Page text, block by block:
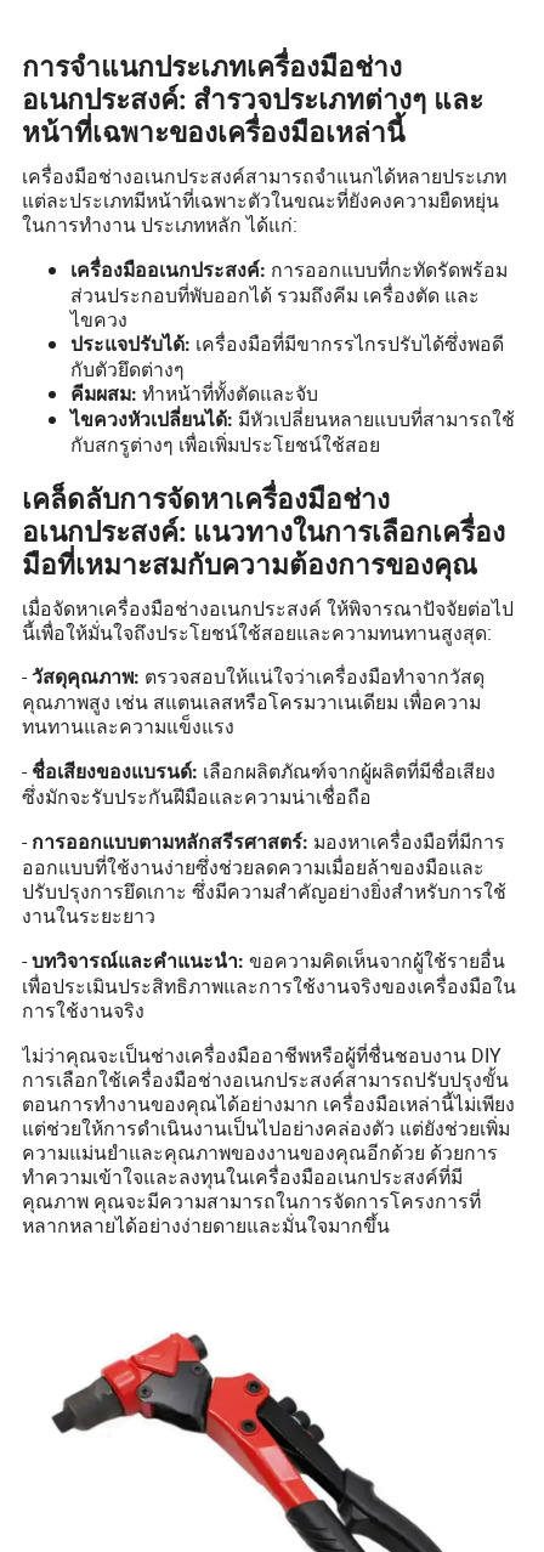
การจำแนกประเภทเครื่องมือช่าง
อเนกประสงค์: สำรวจประเภทต่างๆ และ
หน้าที่เฉพาะของเครื่องมือเหล่านี้
เครื่องมือช่างอเนกประสงค์สามารถจำแนกได้หลายประเภท
แต่ละประเภทมีหน้าที่เฉพาะตัวในขณะที่ยังคงความยืดหยุ่น
ในการทำงาน ประเภทหลัก ได้แก่:
เครื่องมืออเนกประสงค์: การออกแบบที่กะทัดรัดพร้อม
ส่วนประกอบที่พับออกได้ รวมถึงคีม เครื่องตัด และ
ไขควง
ประแจปรับได้: เครื่องมือที่มีขากรรไกรปรับได้ซึ่งพอดี
กับตัวยึดต่างๆ
คีมผสม: ทำหน้าที่ทั้งตัดและจับ
ไขควงหัวเปลี่ยนได้: มีหัวเปลี่ยนหลายแบบที่สามารถใช้
กับสกรูต่างๆ เพื่อเพิ่มประโยชน์ใช้สอย
เคล็ดลับการจัดหาเครื่องมือช่าง
อเนกประสงค์: แนวทางในการเลือกเครื่อง
มือที่เหมาะสมกับความต้องการของคุณ
เมื่อจัดหาเครื่องมือช่างอเนกประสงค์ ให้พิจารณาปัจจัยต่อไป
นี้เพื่อให้มั่นใจถึงประโยชน์ใช้สอยและความทนทานสูงสุด:
-วัสดุคุณภาพ: ตรวจสอบให้แน่ใจว่าเครื่องมือทำจากวัสดุ
คุณภาพสูง เช่น สแตนเลสหรือโครมวาเนเดียม เพื่อความ
ทนทานและความแข็งแรง
- ชื่อเสียงของแบรนด์: เลือกผลิตภัณฑ์จากผู้ผลิตที่มีชื่อเสียง
ซึ่งมักจะรับประกันฝีมือและความน่าเชื่อถือ
- การออกแบบตามหลักสรีรศาสตร์: มองหาเครื่องมือที่มีการ
ออกแบบที่ใช้งานง่ายซึ่งช่วยลดความเมื่อยล้าของมือและ
ปรับปรุงการยึดเกาะ ซึ่งมีความสำคัญอย่างยิ่งสำหรับการใช้
งานในระยะยาว
-บทวิจารณ์และคำแนะนำ: ขอความคิดเห็นจากผู้ใช้รายอื่น
เพื่อประเมินประสิทธิภาพและการใช้งานจริงของเครื่องมือใน
การใช้งานจริง
ไม่ว่าคุณจะเป็นช่างเครื่องมืออาชีพหรือผู้ที่ชื่นชอบงาน DIY
การเลือกใช้เครื่องมือช่างอเนกประสงค์สามารถปรับปรุงขั้น
ตอนการทำงานของคุณได้อย่างมาก เครื่องมือเหล่านี้ไม่เพียง
แต่ช่วยให้การดำเนินงานเป็นไปอย่างคล่องตัว แต่ยังช่วยเพิ่ม
ความแม่นยำและคุณภาพของงานของคุณอีกด้วย ด้วยการ
ทำความเข้าใจและลงทุนในเครื่องมืออเนกประสงค์ที่มี
คุณภาพ คุณจะมีความสามารถในการจัดการโครงการที่
หลากหลายได้อย่างง่ายดายและมั่นใจมากขึ้น